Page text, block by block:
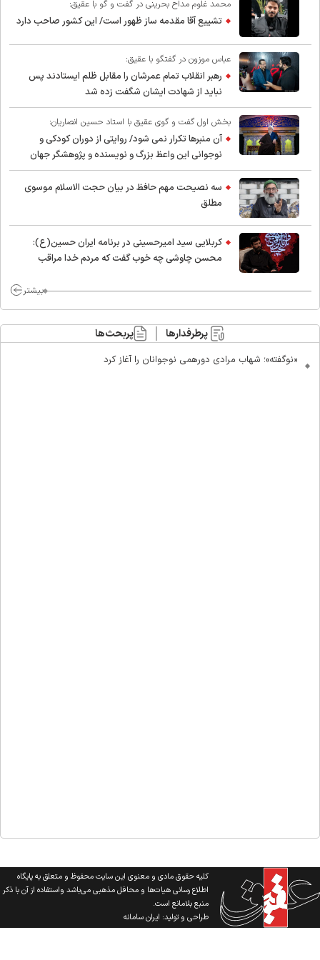
محمد غلوم مداح بحرینی در گفت و گو با عقیق:
تشییع آقا مقدمه ساز ظهور است/ این کشور صاحب دارد
عباس موزون در گفتگو با عقیق:
رهبر انقلاب تمام عمرشان را مقابل ظلم ایستادند پس
نباید از شهادت ایشان شگفت زده شد
بخش اول گفت و گوی عقیق با استاد حسین انصاریان:
آن منبرها تکرار نمی شود/ روایتی از دوران کودکی و
نوجوانی این واعظ بزرگ و نویسنده و پژوهشگر جهان
اسلام
سه نصیحت مهم حافظ در بیان حجت الاسلام موسوی
مطلق
کربلایی سید امیر‌حسینی در برنامه ایران حسین(ع):
محسن چاوشی چه خوب گفت که مردم خدا مراقب
بیشتر
پرطرفدارها پربحث‌ها
«نوگفته»؛ شهاب مرادی دورهمی نوجوانان را آغاز کرد
کلیه حقوق مادی و معنوی این سایت محفوظ و متعلق به پایگاه
اطلاع رسانی هیات‌ها و محافل مذهبی می‌باشد واستفاده از آن با ذکر
منبع بلامانع است.
طراحی و تولید:ایران سامانه